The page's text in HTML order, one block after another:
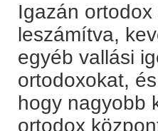
Igazán
leszámítva,
egyéb vallási
ortodoxokat,
hogy nagyobb
ortodox